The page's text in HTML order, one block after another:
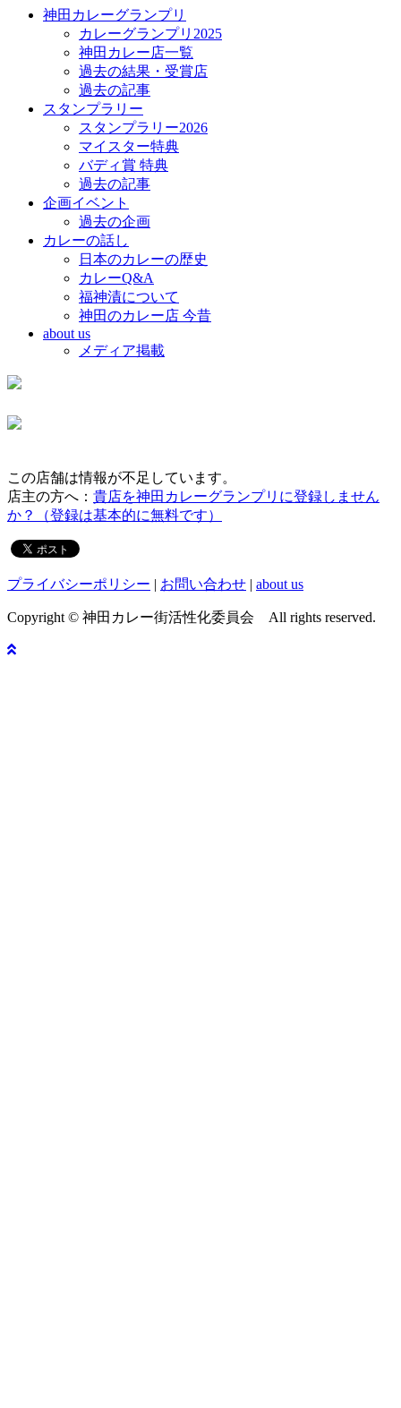
神田カレーグランプリ
カレーグランプリ2025
神田カレー店一覧
過去の結果・受賞店
過去の記事
スタンプラリー
スタンプラリー2026
マイスター特典
バディ賞 特典
過去の記事
企画イベント
過去の企画
カレーの話し
日本のカレーの歴史
カレーQ&A
福神漬について
神田のカレー店 今昔
about us
メディア掲載
この店舗は情報が不足しています。
店主の方へ： 貴店を神田カレーグランプリに登録しません
か？（登録は基本的に無料です）
プライバシーポリシー | お問い合わせ | about us
Copyright © 神田カレー街活性化委員会 All rights reserved.